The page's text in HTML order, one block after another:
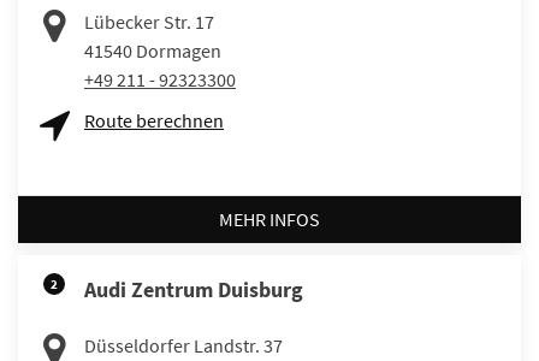
Lübecker Str. 17
41540 Dormagen
+49 211 - 92323300
Route berechnen
MEHR INFOS
2 Audi Zentrum Duisburg
Düsseldorfer Landstr. 37